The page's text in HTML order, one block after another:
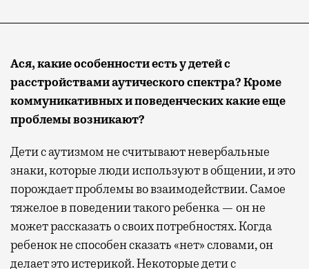
Ася, какие особенности есть у детей с
расстройствами аутического спектра? Кроме
коммуникативных и поведенческих какие еще
проблемы возникают?
Дети с аутизмом не считывают невербальные
знаки, которые люди используют в общении, и это
порождает проблемы во взаимодействии. Самое
тяжелое в поведении такого ребенка — он не
может рассказать о своих потребностях. Когда
ребенок не способен сказать «нет» словами, он
делает это истерикой. Некоторые дети с